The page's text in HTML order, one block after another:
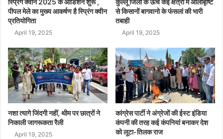
पीपल मेले का मुख्य आकर्षण है स्प्रिंग क्वीन
प्रतियोगिता
April 19, 2025
से किसानों बागवानो के फंसलां की भारी
तबाही
April 19, 2025
नशा त्यागे जिंदगी नहीं, थीम पर छात्रों ने
निकाली जागरूकता रैली
April 19, 2025
कांग्रेस पार्टी ने अंग्रेजों की ईस्ट इंडिया
कंपनी की तरह कई कंपनियां बनाकर देश
को लूटा-तिलक राज